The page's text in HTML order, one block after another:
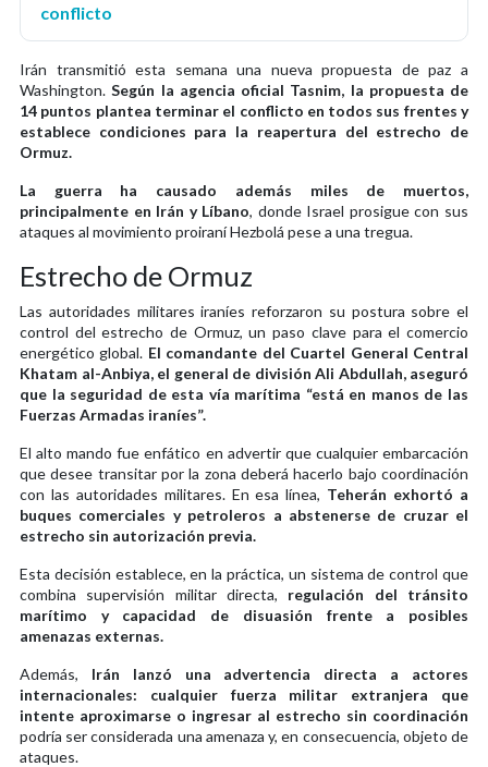
conflicto
Irán transmitió esta semana una nueva propuesta de paz a
Washington.Según la agencia oficial Tasnim, la propuesta de
14 puntos plantea terminar el conflicto en todos sus frentes y
establece condiciones para la reapertura del estrecho de
Ormuz.
La guerra ha causado además miles de muertos,
principalmente en Irán y Líbano, donde Israel prosigue con sus
ataques al movimiento proiraní Hezbolá pese a una tregua.
Estrecho de Ormuz
Las autoridades militares iraníes reforzaron su postura sobre el
control del estrecho de Ormuz, un paso clave para el comercio
energético global. El comandante del Cuartel General Central
Khatam al-Anbiya, el general de división Ali Abdullah, aseguró
que la seguridad de esta vía marítima “está en manos de las
Fuerzas Armadas iraníes”.
El alto mando fue enfático en advertir que cualquier embarcación
que desee transitar por la zona deberá hacerlo bajo coordinación
con las autoridades militares. En esa línea, Teherán exhortó a
buques comerciales y petroleros a abstenerse de cruzar el
estrecho sin autorización previa.
Esta decisión establece, en la práctica, un sistema de control que
combina supervisión militar directa, regulación del tránsito
marítimo y capacidad de disuasión frente a posibles
amenazas externas.
Además, Irán lanzó una advertencia directa a actores
internacionales: cualquier fuerza militar extranjera que
intente aproximarse o ingresar al estrecho sin coordinación
podría ser considerada una amenaza y, en consecuencia, objeto de
ataques.